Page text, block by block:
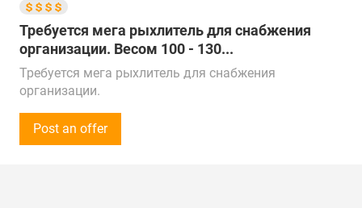
Требуется мега рыхлитель для снабжения
организации. Весом 100 - 130...
Требуется мега рыхлитель для снабжения
организации.
Объем закупки - 1 штука.
Закупки осуществляются на постоянной основе.
Post an offer